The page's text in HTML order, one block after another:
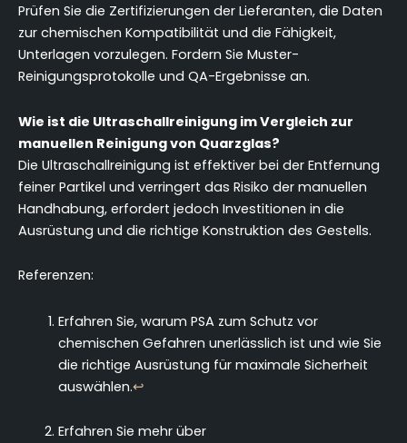
Prüfen Sie die Zertifizierungen der Lieferanten, die Daten
zur chemischen Kompatibilität und die Fähigkeit,
Unterlagen vorzulegen. Fordern Sie Muster-
Reinigungsprotokolle und QA-Ergebnisse an.
Wie ist die Ultraschallreinigung im Vergleich zur
manuellen Reinigung von Quarzglas?
Die Ultraschallreinigung ist effektiver bei der Entfernung
feiner Partikel und verringert das Risiko der manuellen
Handhabung, erfordert jedoch Investitionen in die
Ausrüstung und die richtige Konstruktion des Gestells.
Referenzen:
Erfahren Sie, warum PSA zum Schutz vor
chemischen Gefahren unerlässlich ist und wie Sie
die richtige Ausrüstung für maximale Sicherheit
auswählen.↩
Erfahren Sie mehr über